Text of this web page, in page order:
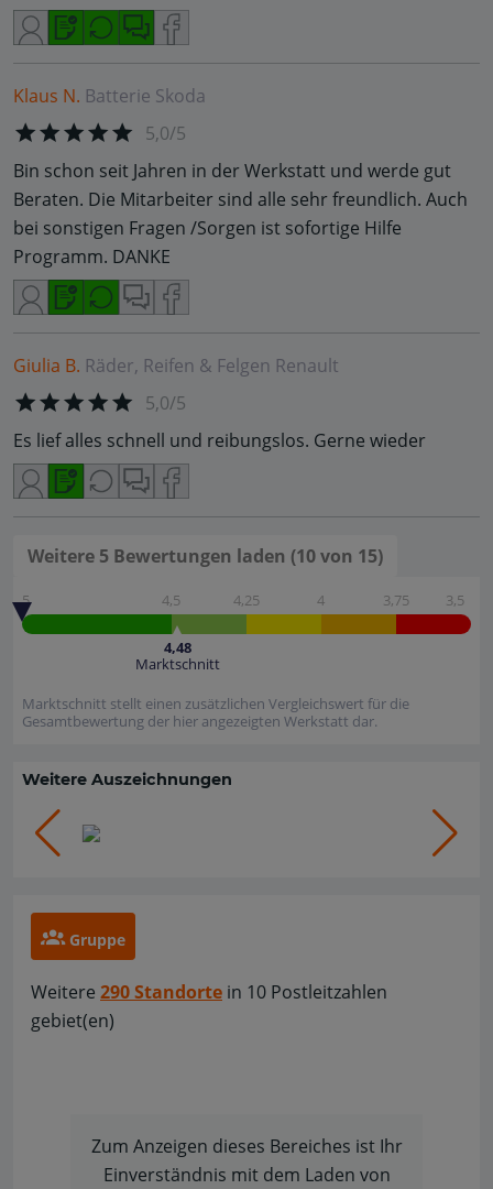
Klaus N. Batterie Skoda
5,0/5
Bin schon seit Jahren in der Werkstatt und werde gut
Beraten. Die Mitarbeiter sind alle sehr freundlich. Auch
bei sonstigen Fragen /Sorgen ist sofortige Hilfe
Programm. DANKE
Giulia B. Räder, Reifen & Felgen Renault
5,0/5
Es lief alles schnell und reibungslos. Gerne wieder
Weitere 5 Bewertungen laden (10 von 15)
5 4,5 4,25 4 3,75 3,5
4,48
Marktschnitt
Marktschnitt stellt einen zusätzlichen Vergleichswert für die
Gesamtbewertung der hier angezeigten Werkstatt dar.
Weitere Auszeichnungen
Gruppe
Weitere 290 Standorte in 10 Postleitzahlen
gebiet(en)
Zum Anzeigen dieses Bereiches ist Ihr
Einverständnis mit dem Laden von